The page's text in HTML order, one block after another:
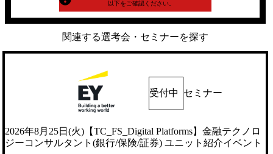
以下をご確認ください。
関連する選考会・セミナーを探す
受付中 セミナー
2026年8月25日(火)【TC_FS_Digital Platforms】金融テクノロ
ジーコンサルタント(銀行/保険/証券) ユニット紹介イベント